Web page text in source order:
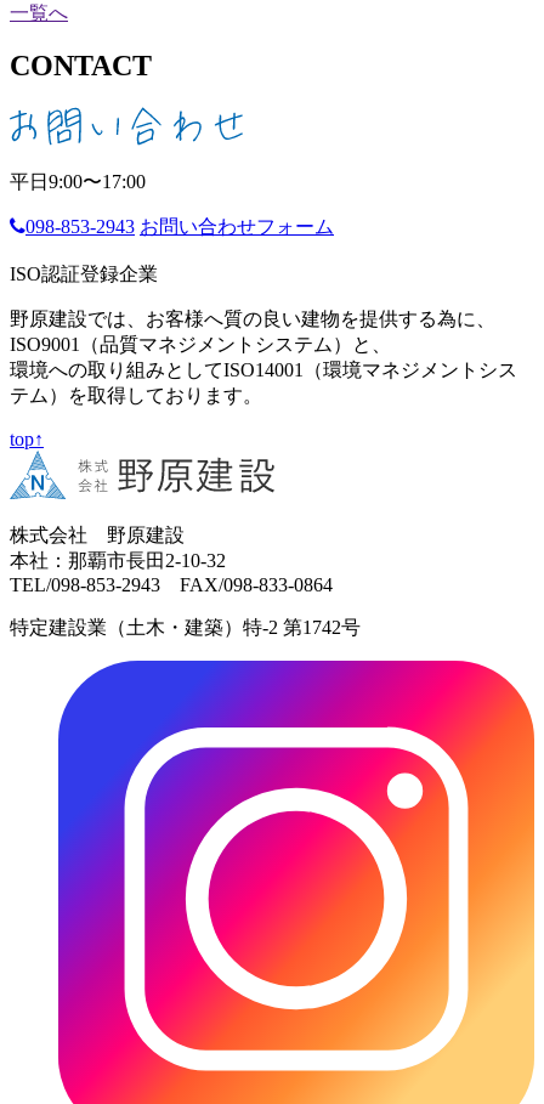
一覧へ
CONTACT
平日9:00〜17:00
098-853-2943 お問い合わせフォーム
ISO認証登録企業
野原建設では、お客様へ質の良い建物を提供する為に、
ISO9001（品質マネジメントシステム）と、
環境への取り組みとしてISO14001（環境マネジメントシス
テム）を取得しております。
top↑
株式会社 野原建設
本社：那覇市長田2-10-32
TEL/098-853-2943 FAX/098-833-0864
特定建設業（土木・建築）特-2 第1742号